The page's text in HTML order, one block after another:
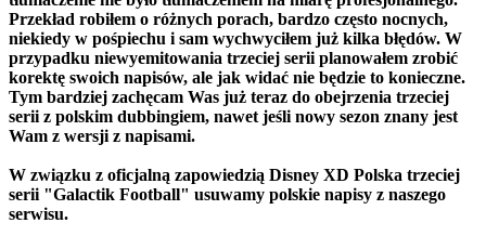
Przekład robiłem o różnych porach, bardzo często nocnych,
niekiedy w pośpiechu i sam wychwyciłem już kilka błędów. W
przypadku niewyemitowania trzeciej serii planowałem zrobić
korektę swoich napisów, ale jak widać nie będzie to konieczne.
Tym bardziej zachęcam Was już teraz do obejrzenia trzeciej
serii z polskim dubbingiem, nawet jeśli nowy sezon znany jest
Wam z wersji z napisami.
W związku z oficjalną zapowiedzią Disney XD Polska trzeciej
serii "Galactik Football" usuwamy polskie napisy z naszego
serwisu.